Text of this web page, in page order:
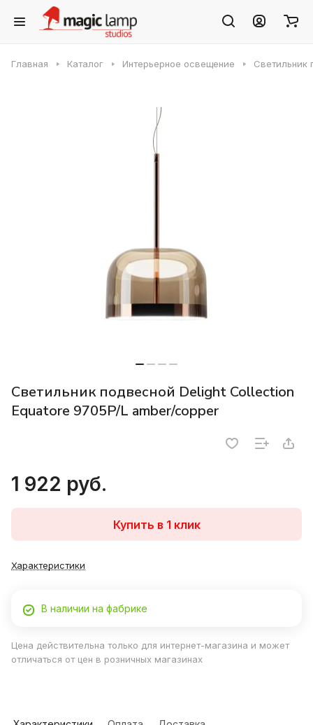
Главная Каталог Интерьерное освещение Светильник
Светильник подвесной Delight Collection
Equatore 9705P/L amber/copper
1 922 руб.
Купить в 1 клик
Характеристики
В наличии на фабрике
Цена действительна только для интернет-магазина и может
отличаться от цен в розничных магазинах